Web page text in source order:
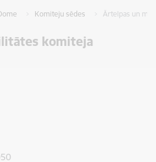
Komiteju sēdes Ārtelpas un
komiteja